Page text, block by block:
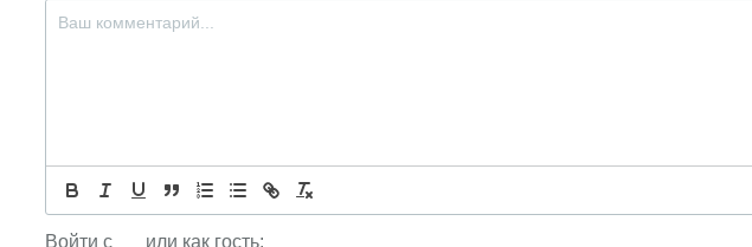
Войти с или как гость: